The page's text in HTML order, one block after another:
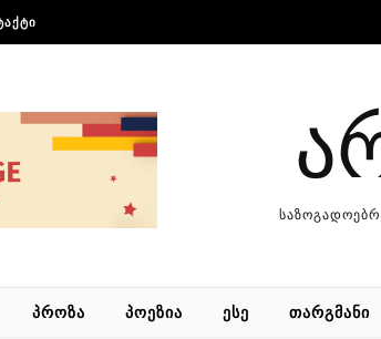
ᲞᲠᲝᲖᲐ ᲞᲝᲔᲖᲘᲐ ᲔᲡᲔ ᲗᲐᲠᲒᲛᲐᲜᲘ